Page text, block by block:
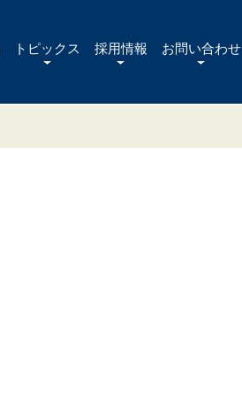
トピックス 採用情報 お問い合わせ